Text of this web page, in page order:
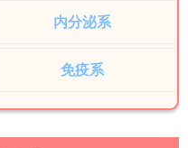
内分泌系
免疫系